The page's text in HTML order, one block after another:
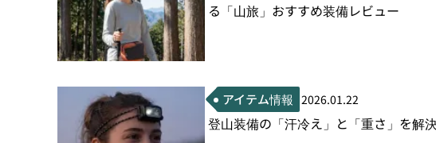
る「山旅」おすすめ装備レビュー
アイテム情報 2026.01.22
登山装備の「汗冷え」と「重さ」を解